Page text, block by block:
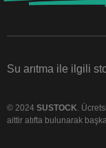
Su arıtma ile ilgili
© 2024 SUSTOCK .
aittir atıfta bulunarak